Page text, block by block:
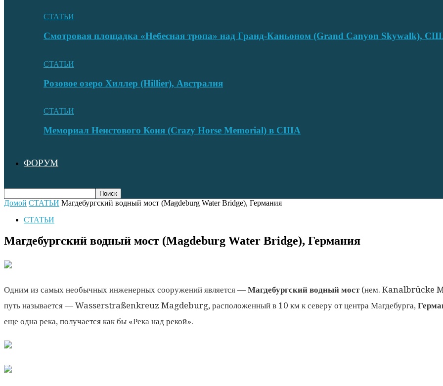
СТАТЬИ
Смотровая площадка «Небесная тропа» над Гранд-Каньоном (Grand Canyon Skywalk),
СТАТЬИ
Розовое озеро Хиллер (Hillier), Австралия
СТАТЬИ
Мемориал Неистового Коня (Crazy Horse Memorial) в США
ФОРУМ
Домой СТАТЬИ Магдебургский водный мост (Magdeburg Water Bridge), Германия
СТАТЬИ
Магдебургский водный мост (Magdeburg Water Bridge), Германия
Одним из самых необычных инженерных сооружений является — Магдебургский водный мост(нем. Kanalbrücke
путь называется — Wasserstraßenkreuz Magdeburg, расположенный в 10 км к северу от центра Магдебурга,
еще одна река, получается как бы «Река над рекой».